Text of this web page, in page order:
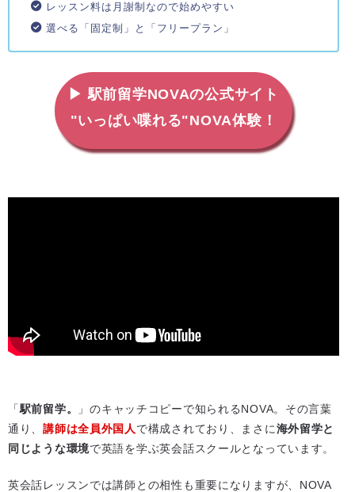
レッスン料は月謝制なので始めやすい
選べる「固定制」と「フリープラン」
▶ 駅前留学NOVAの公式サイト
"いっぱい喋れる"NOVA体験！
「駅前留学。
」のキャッチコピーで知られるNOVA。その言葉
通り、講師は全員外国人 で構成されており、まさに海外留学と
同じような環境で英語を学ぶ英会話スクールとなっています。
英会話レッスンでは講師との相性も重要になりますが、NOVA